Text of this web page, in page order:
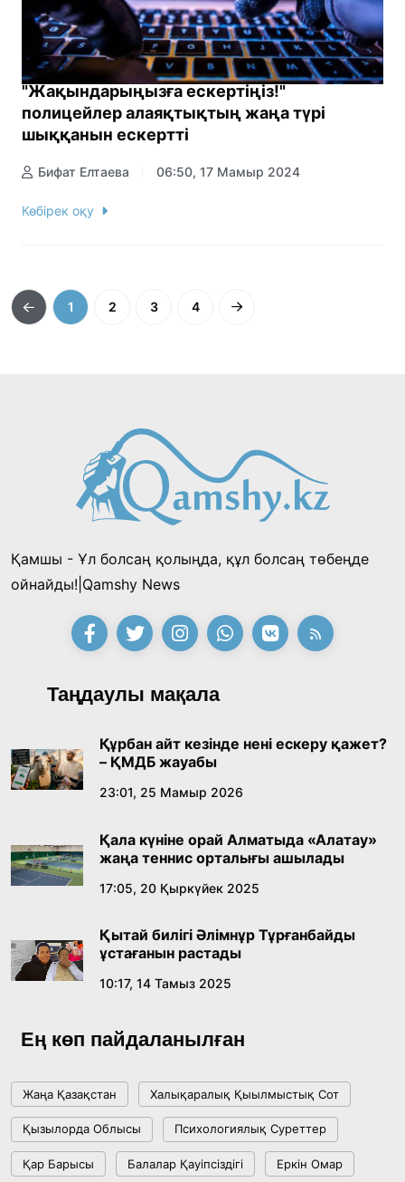
"Жақындарыңызға ескертіңіз!"
полицейлер алаяқтықтың жаңа түрі
шыққанын ескертті
Бифат Елтаева 06:50, 17 Мамыр 2024
Көбірек оқу
1 2 3 4
Қамшы - Ұл болсаң қолыңда, құл болсаң төбеңде
ойнайды!|Qamshy News
Таңдаулы мақала
Құрбан айт кезінде нені ескеру қажет?
– ҚМДБ жауабы
23:01, 25 Мамыр 2026
Қала күніне орай Алматыда «Алатау»
жаңа теннис орталығы ашылады
17:05, 20 Қыркүйек 2025
Қытай билігі Әлімнұр Тұрғанбайды
ұстағанын растады
10:17, 14 Тамыз 2025
Ең көп пайдаланылған
Жаңа Қазақстан Халықаралық Қыылмыстық Сот
Қызылорда Облысы Психологиялық Суреттер
Қар Барысы Балалар Қауіпсіздігі Еркін Омар